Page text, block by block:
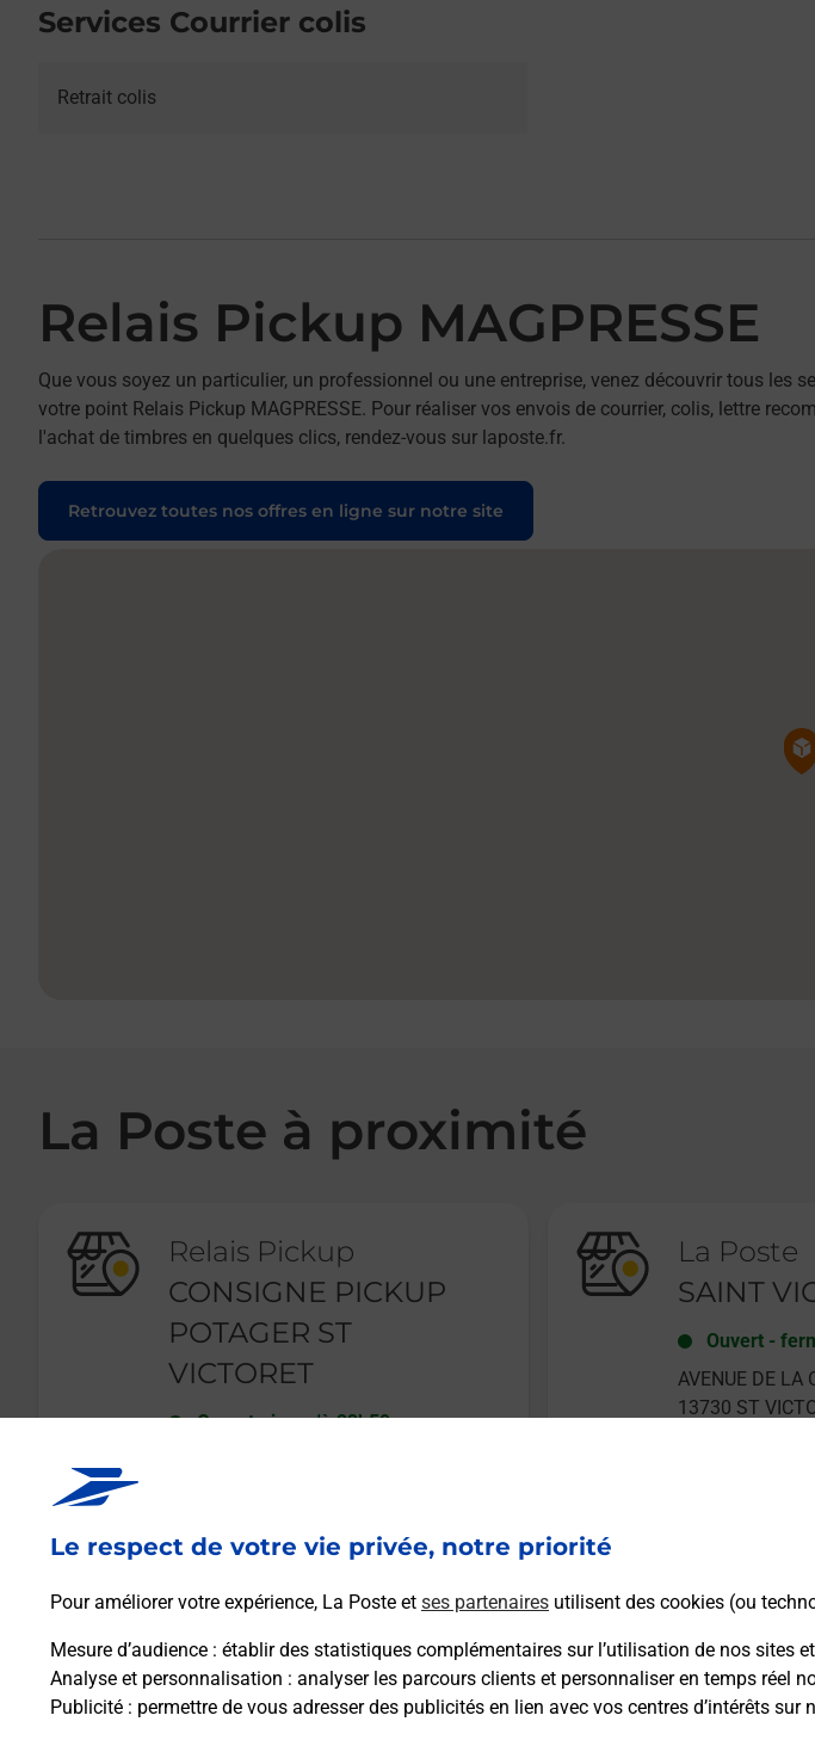
Le respect de votre vie privée, notre priorité
Pour améliorer votre expérience, La Poste et ses partenaires utilisent des cookies (ou
Mesure d’audience : établir des statistiques complémentaires sur l’utilisation de nos sites
Analyse et personnalisation : analyser les parcours clients et personnaliser en temps réel
Publicité : permettre de vous adresser des publicités en lien avec vos centres d’intérêts sur
Services Courrier colis
Retrait colis
Relais Pickup MAGPRESSE
Que vous soyez un particulier, un professionnel ou une entreprise, venez découvrir tous les
votre point Relais Pickup MAGPRESSE. Pour réaliser vos envois de courrier, colis, lettre
l'achat de timbres en quelques clics, rendez-vous sur laposte.fr.
Retrouvez toutes nos offres en ligne sur notre site
Pin
La Poste à proximité
Relais Pickup
CONSIGNE PICKUP
POTAGER ST
VICTORET
Ouvert-jusqu'à 23h59
En savoir plus
La Poste
SAINT
Ouvert-
AVENUE DE LA
13730 ST